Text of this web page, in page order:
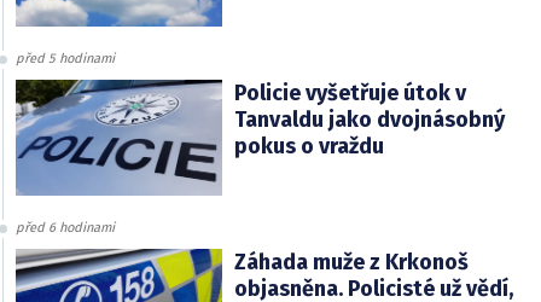
před 5 hodinami
Policie vyšetřuje útok v
Tanvaldu jako dvojnásobný
pokus o vraždu
před 6 hodinami
Záhada muže z Krkonoš
objasněna. Policisté už vědí,